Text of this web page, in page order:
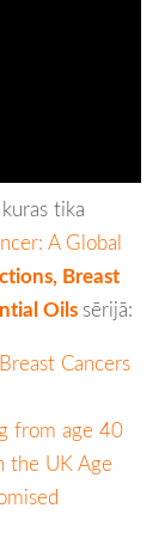
tika
A Global
Breast
Oils sērijā:
Cancers
from age 40
the UK Age